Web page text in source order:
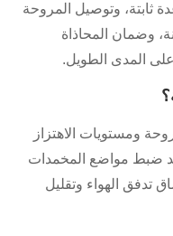
ثابتة، وتوصيل المروحة
وضمان المحاذاة
على المدى الطويل.
ومستويات الاهتزاز
ضبط مواضع المخمدات
الهواء وتقليل